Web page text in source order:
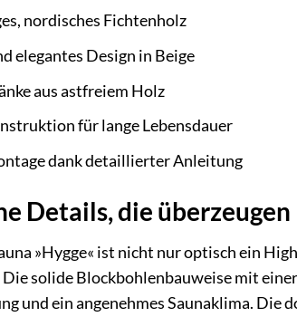
nordisches Fichtenholz
elegantes Design in Beige
aus astfreiem Holz
für lange Lebensdauer
dank detaillierter Anleitung
Details, die überzeugen
»Hygge« ist nicht nur optisch ein
Die solide Blockbohlenbauweise mit
und ein angenehmes Saunaklima.